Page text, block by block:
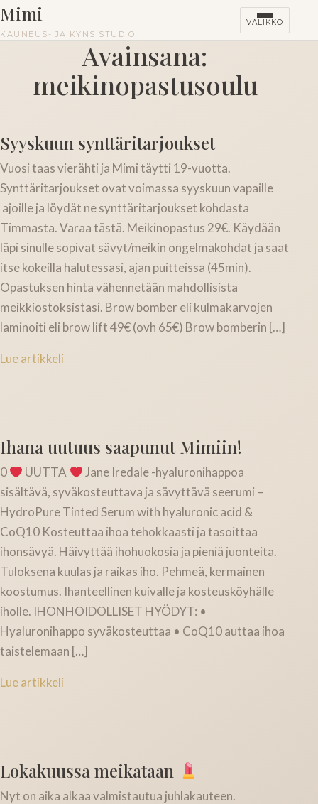
Mimi
KAUNEUS- JA KYNSISTUDIO
VALIKKO
HINNASTO
Avainsana:
meikinopastusoulu
Syyskuun synttäritarjoukset
Vuosi taas vierähti ja Mimi täytti 19-vuotta.
Synttäritarjoukset ovat voimassa syyskuun vapaille
ajoille ja löydät ne synttäritarjoukset kohdasta
Timmasta. Varaa tästä. Meikinopastus 29€. Käydään
läpi sinulle sopivat sävyt/meikin ongelmakohdat ja saat
itse kokeilla halutessasi, ajan puitteissa (45min).
Opastuksen hinta vähennetään mahdollisista
meikkiostoksistasi. Brow bomber eli kulmakarvojen
laminoiti eli brow lift 49€ (ovh 65€) Brow bomberin […]
Lue artikkeli
Ihana uutuus saapunut Mimiin!
0 UUTTA
Jane Iredale -hyaluronihappoa
sisältävä, syväkosteuttava ja sävyttävä seerumi –
HydroPure Tinted Serum with hyaluronic acid &
CoQ10 Kosteuttaa ihoa tehokkaasti ja tasoittaa
ihonsävyä. Häivyttää ihohuokosia ja pieniä juonteita.
Tuloksena kuulas ja raikas iho. Pehmeä, kermainen
koostumus. Ihanteellinen kuivalle ja kosteusköyhälle
iholle. IHONHOIDOLLISET HYÖDYT: •
Hyaluronihappo syväkosteuttaa • CoQ10 auttaa ihoa
taistelemaan […]
Lue artikkeli
Lokakuussa meikataan
Nyt on aika alkaa valmistautua juhlakauteen.